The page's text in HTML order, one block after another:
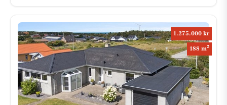
1.275.000 kr
188 m2